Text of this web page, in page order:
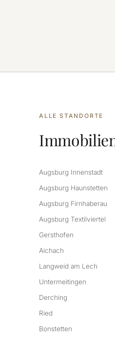
ALLE STANDORTE
Augsburg Innenstadt
Augsburg Haunstetten
Augsburg Firnhaberau
Augsburg Textilviertel
Gersthofen
Aichach
Langweid am Lech
Untermeitingen
Derching
Ried
Bonstetten